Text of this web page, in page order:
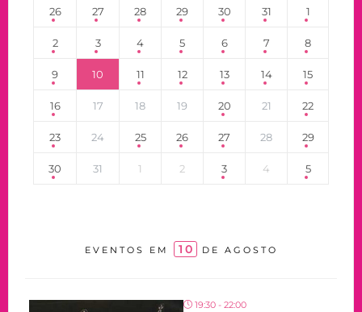
26 27 28 29 30 31 1
2 3 4 5 6 7 8
9 10 11 12 13 14 15
16 17 18 19 20 21 22
23 24 25 26 27 28 29
30 31 1 2 3 4 5
EVENTOS EM 10 DE AGOSTO
19:30 - 22:00